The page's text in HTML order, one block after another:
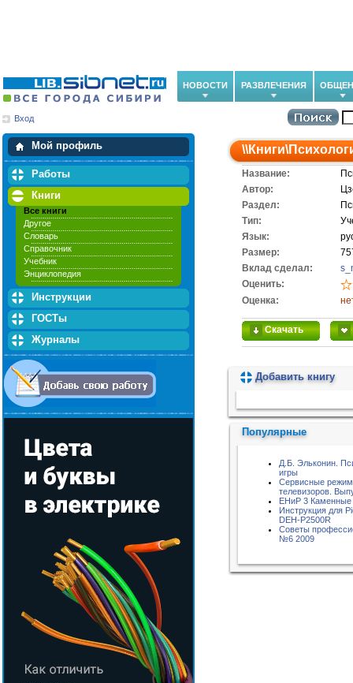
НОВОСТИ РАЗВЛЕЧЕНИЯ
Вход
Мой профиль
Мои закладки
Работы
Книги
Все книги
Другое
Словарь
Справочник
Учебник
Энциклопедия
Инструкции
ГОСТы
Журналы
\\Книги\
Название:
Автор:
Раздел:
Тип:
Язык:
Размер:
Вклад сделал:
Оценить:
Оценка:
Скачать
Добавить книгу
Популярные
Д.Б. Эльконин.
игры
Сервисные
телевизоров.
ЕНиР 3 Каменные
Инструкция для
DEH-P2500R
Советы
№6 2009